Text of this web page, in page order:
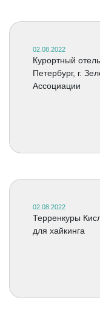
02.08.2022
Курортный
Петербург, г.
Ассоциации
02.08.2022
Терренкуры
для хайкинга